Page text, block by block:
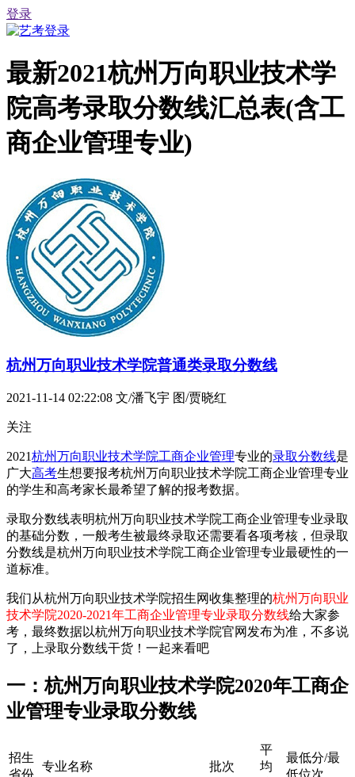
登录
最新2021杭州万向职业技术学
院高考录取分数线汇总表(含工
商企业管理专业)
杭州万向职业技术学院普通类录取分数线
2021-11-14 02:22:08 文/潘飞宇 图/贾晓红
关注
2021杭州万向职业技术学院工商企业管理专业的录取分数线是
广大高考生想要报考杭州万向职业技术学院工商企业管理专业
的学生和高考家长最希望了解的报考数据。
录取分数线表明杭州万向职业技术学院工商企业管理专业录取
的基础分数，一般考生被最终录取还需要看各项考核，但录取
分数线是杭州万向职业技术学院工商企业管理专业最硬性的一
道标准。
我们从杭州万向职业技术学院招生网收集整理的杭州万向职业
技术学院2020-2021年工商企业管理专业录取分数线给大家参
考，最终数据以杭州万向职业技术学院官网发布为准，不多说
了，上录取分数线干货！一起来看吧
一：杭州万向职业技术学院2020年工商企
业管理专业录取分数线
招生
专业名称 批次
平
均
最低分/最